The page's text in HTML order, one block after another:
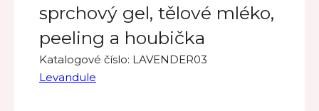
sprchový gel, tělové mléko,
peeling a houbička
Katalogové číslo: LAVENDER03
Levandule